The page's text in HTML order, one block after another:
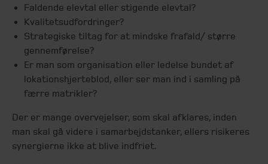
Faldende elevtal eller stigende elevtal?
Kvalitetsudfordringer?
Strategiske tiltag for at mindske frafald/ større
gennemførelse?
Er man som organisation eller ledelse bundet af
lokationshjerteblod, eller ser man ind i samling på
færre matrikler?
Der er mange overvejelser, som skal afklares, inden
man skal gå videre i samarbejdstanker, ellers risikeres
synergierne ikke at blive indfriet.